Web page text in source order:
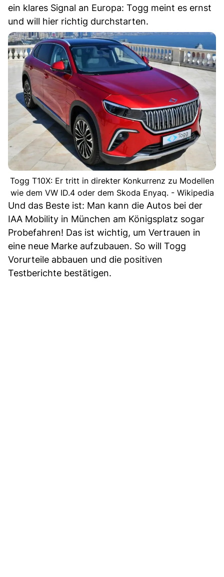
ein klares Signal an Europa: Togg meint es ernst
und will hier richtig durchstarten.
Togg T10X: Er tritt in direkter Konkurrenz zu Modellen
wie dem VW ID.4 oder dem Skoda Enyaq. - Wikipedia
Und das Beste ist: Man kann die Autos bei der
IAA Mobility in München am Königsplatz sogar
Probefahren! Das ist wichtig, um Vertrauen in
eine neue Marke aufzubauen. So will Togg
Vorurteile abbauen und die positiven
Testberichte bestätigen.